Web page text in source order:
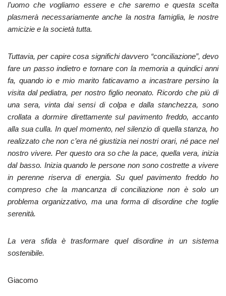
l’uomo che vogliamo essere e che saremo e questa scelta
plasmerà necessariamente anche la nostra famiglia, le nostre
amicizie e la società tutta.
Tuttavia, per capire cosa significhi davvero “conciliazione”, devo
fare un passo indietro e tornare con la memoria a quindici anni
fa, quando io e mio marito faticavamo a incastrare persino la
visita dal pediatra, per nostro figlio neonato. Ricordo che più di
una sera, vinta dai sensi di colpa e dalla stanchezza, sono
crollata a dormire direttamente sul pavimento freddo, accanto
alla sua culla. In quel momento, nel silenzio di quella stanza, ho
realizzato che non c’era né giustizia nei nostri orari, né pace nel
nostro vivere. Per questo ora so che la pace, quella vera, inizia
dal basso. Inizia quando le persone non sono costrette a vivere
in perenne riserva di energia. Su quel pavimento freddo ho
compreso che la mancanza di conciliazione non è solo un
problema organizzativo, ma una forma di disordine che toglie
serenità.
La vera sfida è trasformare quel disordine in un sistema
sostenibile.
Giacomo